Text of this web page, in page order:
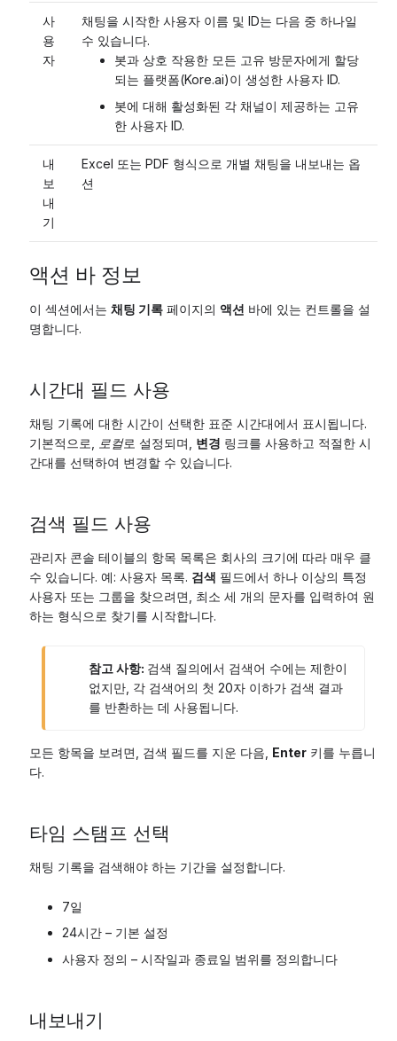
사
용
자
채팅을 시작한 사용자 이름 및 ID는 다음 중 하나일
수 있습니다.
봇과 상호 작용한 모든 고유 방문자에게 할당
되는 플랫폼(Kore.ai)이 생성한 사용자 ID.
봇에 대해 활성화된 각 채널이 제공하는 고유
한 사용자 ID.
내
보
내
기
Excel 또는 PDF 형식으로 개별 채팅을 내보내는 옵
션
액션 바 정보
이 섹션에서는 채팅 기록페이지의 액션 바에 있는 컨트롤을 설
명합니다.
시간대 필드 사용
채팅 기록에 대한 시간이 선택한 표준 시간대에서 표시됩니다.
기본적으로,
로컬로 설정되며, 변경 링크를 사용하고 적절한 시
간대를 선택하여 변경할 수 있습니다.
검색 필드 사용
관리자 콘솔 테이블의 항목 목록은 회사의 크기에 따라 매우 클
수 있습니다. 예: 사용자 목록. 검색 필드에서 하나 이상의 특정
사용자 또는 그룹을 찾으려면, 최소 세 개의 문자를 입력하여 원
하는 형식으로 찾기를 시작합니다.
참고 사항: 검색 질의에서 검색어 수에는 제한이
없지만, 각 검색어의 첫 20자 이하가 검색 결과
를 반환하는 데 사용됩니다.
모든 항목을 보려면, 검색 필드를 지운 다음, Enter키를 누릅니
다.
타임 스탬프 선택
채팅 기록을 검색해야 하는 기간을 설정합니다.
7일
24시간 – 기본 설정
사용자 정의 – 시작일과 종료일 범위를 정의합니다
내보내기